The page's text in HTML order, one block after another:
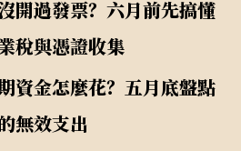
開過發票？六月前先搞懂
稅與憑證收集
資金怎麼花？五月底盤點
無效支出